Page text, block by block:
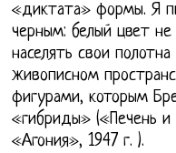
«диктата» формы. Я
черным: белый цвет
населять свои
живописном
фигурами, которым
«гибриды» («Печень и
«Агония», 1947 г. ).